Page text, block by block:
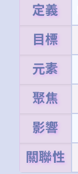
定義
目標
元素
聚焦
影響
關聯性